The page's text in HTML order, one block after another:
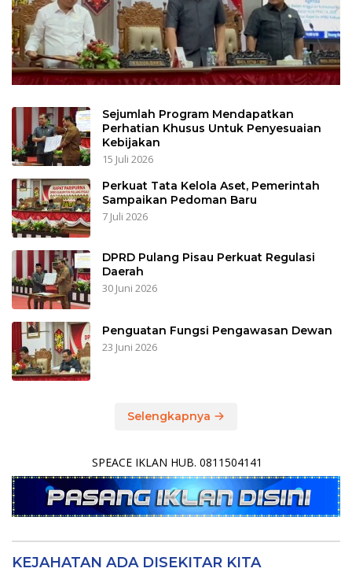
Sejumlah Program Mendapatkan
Perhatian Khusus Untuk Penyesuaian
Kebijakan
15 Juli 2026
Perkuat Tata Kelola Aset, Pemerintah
Sampaikan Pedoman Baru
7 Juli 2026
DPRD Pulang Pisau Perkuat Regulasi
Daerah
30 Juni 2026
Penguatan Fungsi Pengawasan Dewan
23 Juni 2026
Selengkapnya
SPEACE IKLAN HUB. 0811504141
KEJAHATAN ADA DISEKITAR KITA